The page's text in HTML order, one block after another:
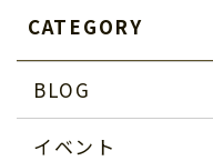
CATEGORY
BLOG
イベント